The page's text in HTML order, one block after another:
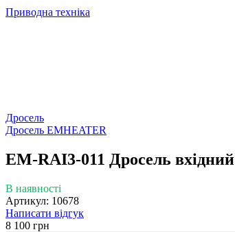
Приводна техніка
Дросель
Дросель EMHEATER
EM-RAI3-011 Дросель вхідний
В наявності
Артикул: 10678
Написати відгук
8 100 грн